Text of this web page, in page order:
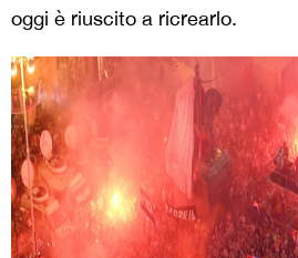
oggi è riuscito a ricrearlo.